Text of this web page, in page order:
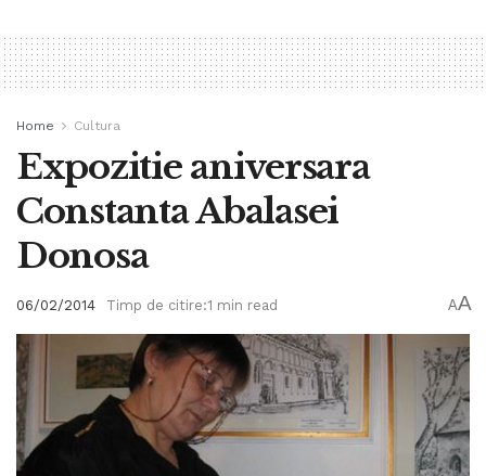
Home Cultura
Expozitie aniversara
Constanta Abalasei
Donosa
06/02/2014 Timp de citire:1 min read AA